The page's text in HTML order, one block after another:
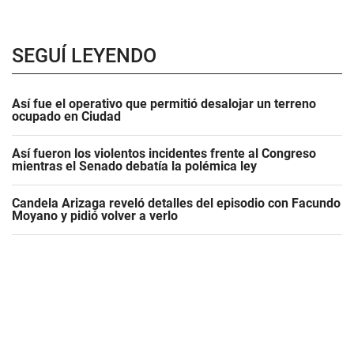
SEGUÍ LEYENDO
Así fue el operativo que permitió desalojar un terreno
ocupado en Ciudad
Así fueron los violentos incidentes frente al Congreso
mientras el Senado debatía la polémica ley
Candela Arizaga reveló detalles del episodio con Facundo
Moyano y pidió volver a verlo